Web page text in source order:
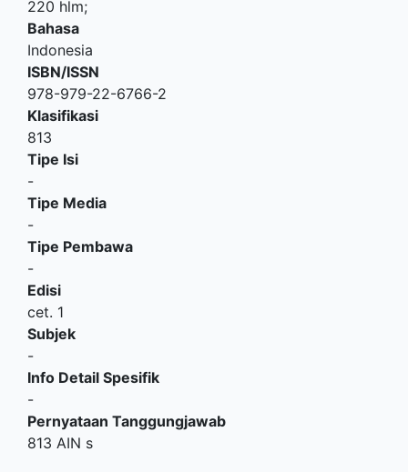
220 hlm;
Bahasa
Indonesia
ISBN/ISSN
978-979-22-6766-2
Klasifikasi
813
Tipe Isi
-
Tipe Media
-
Tipe Pembawa
-
Edisi
cet. 1
Subjek
-
Info Detail Spesifik
-
Pernyataan Tanggungjawab
813 AIN s